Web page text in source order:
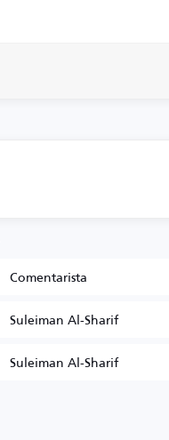
Comentarista
Suleiman Al-Sharif
Suleiman Al-Sharif